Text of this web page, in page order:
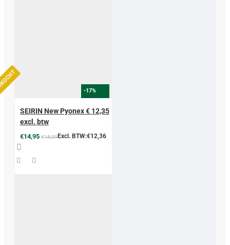
-17%
SEIRIN New Pyonex € 12,35
excl. btw
€14,95 €18,09Excl. BTW:€12,36